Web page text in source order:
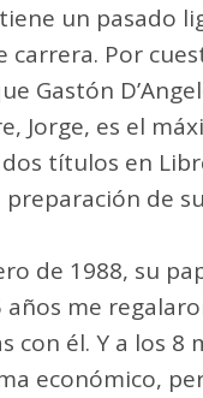
un pasado
carrera. Por
Gastón
Jorge, es el
títulos en
de
de 1988, su
años me
con él. Y a los 8
económico,